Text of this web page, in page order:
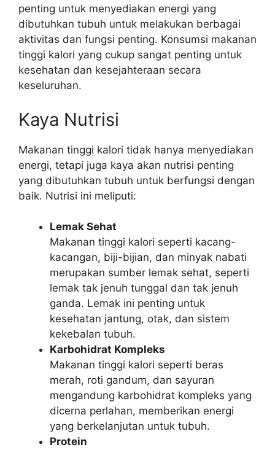
penting untuk menyediakan energi yang
dibutuhkan tubuh untuk melakukan berbagai
aktivitas dan fungsi penting. Konsumsi makanan
tinggi kalori yang cukup sangat penting untuk
kesehatan dan kesejahteraan secara
keseluruhan.
Kaya Nutrisi
Makanan tinggi kalori tidak hanya menyediakan
energi, tetapi juga kaya akan nutrisi penting
yang dibutuhkan tubuh untuk berfungsi dengan
baik. Nutrisi ini meliputi:
Lemak Sehat
Makanan tinggi kalori seperti kacang-
kacangan, biji-bijian, dan minyak nabati
merupakan sumber lemak sehat, seperti
lemak tak jenuh tunggal dan tak jenuh
ganda. Lemak ini penting untuk
kesehatan jantung, otak, dan sistem
kekebalan tubuh.
Karbohidrat Kompleks
Makanan tinggi kalori seperti beras
merah, roti gandum, dan sayuran
mengandung karbohidrat kompleks yang
dicerna perlahan, memberikan energi
yang berkelanjutan untuk tubuh.
Protein